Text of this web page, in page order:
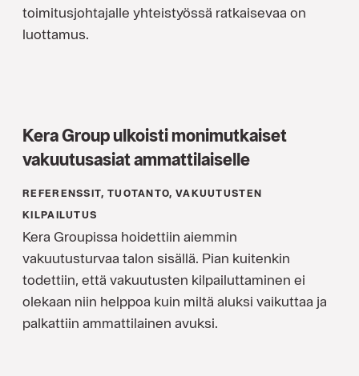
toimitusjohtajalle yhteistyössä ratkaisevaa on
luottamus.
Kera Group ulkoisti monimutkaiset
vakuutusasiat ammattilaiselle
REFERENSSIT, TUOTANTO, VAKUUTUSTEN
KILPAILUTUS
Kera Groupissa hoidettiin aiemmin
vakuutusturvaa talon sisällä. Pian kuitenkin
todettiin, että vakuutusten kilpailuttaminen ei
olekaan niin helppoa kuin miltä aluksi vaikuttaa ja
palkattiin ammattilainen avuksi.